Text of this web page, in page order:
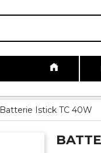
Batterie Istick TC 40W